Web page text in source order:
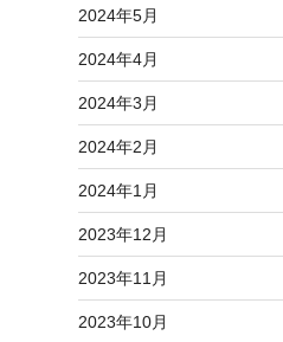
2024年5月
2024年4月
2024年3月
2024年2月
2024年1月
2023年12月
2023年11月
2023年10月